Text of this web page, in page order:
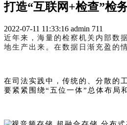
打造“互联网+检查”检
2022-07-11 11:33:16 admin 711
近年来，海量的检察机关内部数
地生产出来。在数据日渐充盈的
在司法实践中，传统的、分散的
要紧紧围绕“五位一体”总体布局